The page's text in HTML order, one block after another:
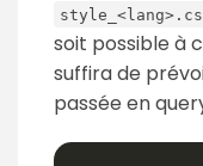
soit possible à
suffira de
passée en